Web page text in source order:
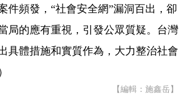
頻發，“社會安全網”漏洞百出，卻
局的應有重視，引發公眾質疑。台灣
具體措施和實質作為，大力整治社會
【編輯：施鑫岳】